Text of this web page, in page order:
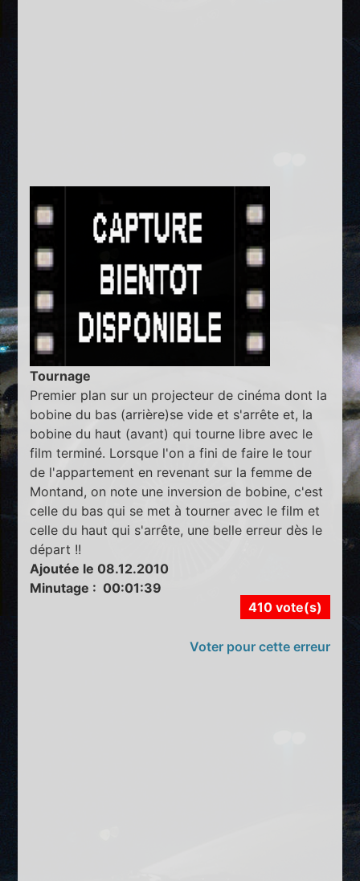
Tournage
Premier plan sur un projecteur de cinéma dont la
bobine du bas (arrière)se vide et s'arrête et, la
bobine du haut (avant) qui tourne libre avec le
film terminé. Lorsque l'on a fini de faire le tour
de l'appartement en revenant sur la femme de
Montand, on note une inversion de bobine, c'est
celle du bas qui se met à tourner avec le film et
celle du haut qui s'arrête, une belle erreur dès le
départ !!
Ajoutée le 08.12.2010
Minutage : 00:01:39
410 vote(s)
Voter pour cette erreur